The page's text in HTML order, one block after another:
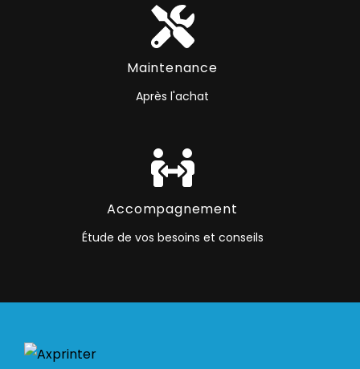
Maintenance
Après l'achat
Accompagnement
Étude de vos besoins et conseils